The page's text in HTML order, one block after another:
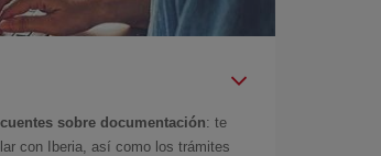
sobre documentación: te
con Iberia, así como los trámites